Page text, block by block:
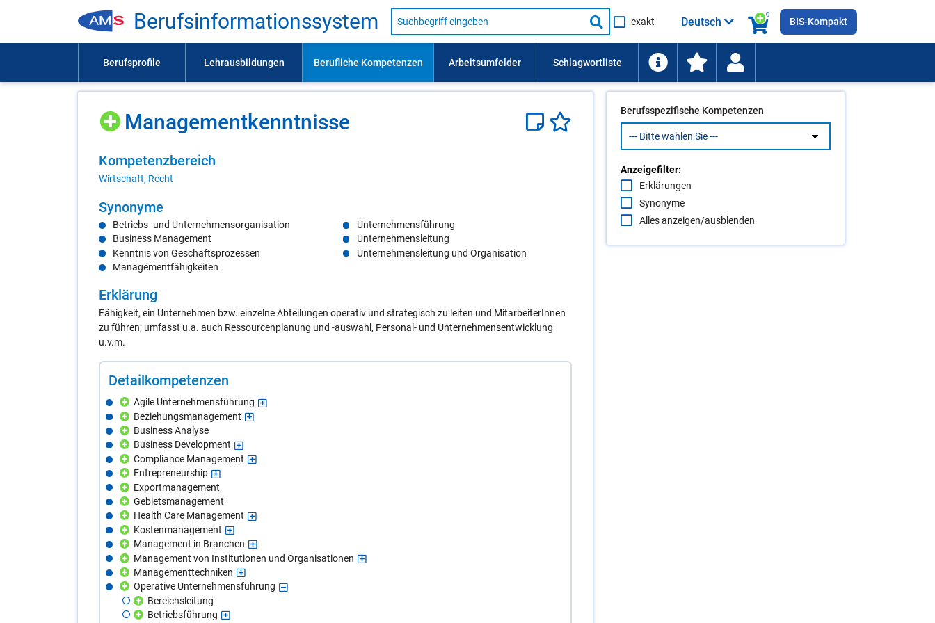
Be­rufs­in­for­ma­ti­ons­sys­tem
Suche
nach
Lehrausbildung,
usw.
Suche
starten
exakt
0
Deutsch BIS-Kompakt
Ma­nage­ment­kennt­nis­se
Kom­pe­tenz­be­reich
Wirtschaft, Recht
Syn­ony­me
Betriebs- und Unternehmensorganisation
Business Management
Kenntnis von Geschäftsprozessen
Managementfähigkeiten
Unternehmensführung
Unternehmensleitung
Unternehmensleitung und Organisation
Er­klä­rung
Fähigkeit, ein Unternehmen bzw. einzelne Abteilungen operativ und strategisch zu leiten und MitarbeiterInnen
zu führen; umfasst u.a. auch Ressourcenplanung und -auswahl, Personal- und Unternehmensentwicklung
u.v.m.
De­tail­kom­pe­ten­zen
Agile Unternehmensführung
Beziehungsmanagement
Business Analyse
Business Development
Compliance Management
Entrepreneurship
Exportmanagement
Gebietsmanagement
Health Care Management
Kostenmanagement
Management in Branchen
Management von Institutionen und Organisationen
Managementtechniken
Operative Unternehmensführung
Bereichsleitung
Betriebsführung
Berufsspezifische Kompetenzen
Anzeigefilter:
Erklärungen
Synonyme
Alles anzeigen/ausblenden